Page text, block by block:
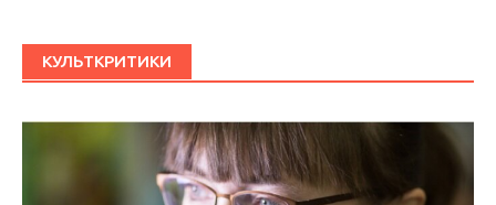
КУЛЬТКРИТИКИ